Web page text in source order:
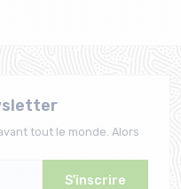
tout le monde. Alors
S'inscrire